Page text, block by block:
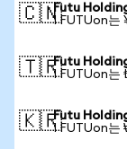
🇨🇳Futu
1 FUTUon는
🇹🇷Futu
1 FUTUon는
🇰🇷Futu
1 FUTUon는